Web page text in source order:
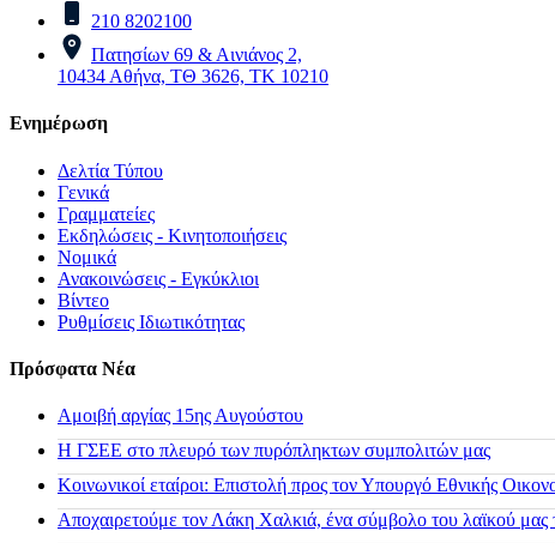
210 8202100
Πατησίων 69 & Αινιάνος 2,
10434 Αθήνα, ΤΘ 3626, ΤΚ 10210
Ενημέρωση
Δελτία Τύπου
Γενικά
Γραμματείες
Εκδηλώσεις - Κινητοποιήσεις
Νομικά
Ανακοινώσεις - Εγκύκλιοι
Βίντεο
Ρυθμίσεις Ιδιωτικότητας
Πρόσφατα Νέα
Αμοιβή αργίας 15ης Αυγούστου
H ΓΣΕΕ στο πλευρό των πυρόπληκτων συμπολιτών μας
Κοινωνικοί εταίροι: Επιστολή προς τον Υπουργό Εθνικής
Αποχαιρετούμε τον Λάκη Χαλκιά, ένα σύμβολο του λαϊκού μας